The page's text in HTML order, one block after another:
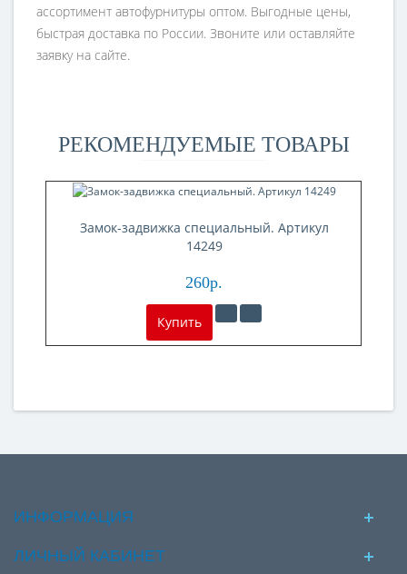
ассортимент автофурнитуры оптом. Выгодные цены,
быстрая доставка по России. Звоните или оставляйте
заявку на сайте.
РЕКОМЕНДУЕМЫЕ ТОВАРЫ
Замок-задвижка специальный. Артикул
14249
260р.
Купить
ИНФОРМАЦИЯ
ЛИЧНЫЙ КАБИНЕТ